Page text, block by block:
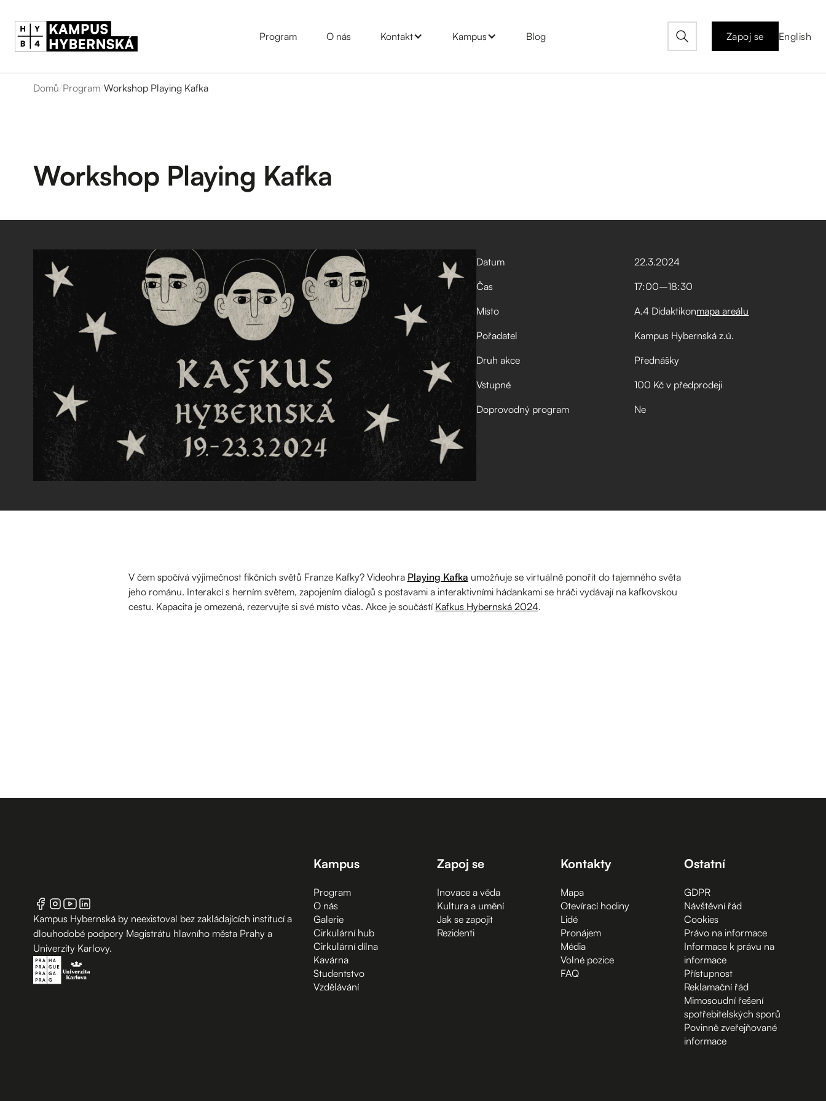
Program O nás Kontakt Kampus Blog Zapoj se English
Domů/Program/Workshop Playing Kafka
Workshop Playing Kafka
Datum 22.3.2024
Čas
17:00–⁠18:30
Místo
A.4 Didaktikonmapa areálu
Pořadatel
Kampus Hybernská z.ú.
Druh akce
Přednášky
Vstupné
100 Kč v předprodeji
Doprovodný program
Ne
V čem spočívá výjimečnost fikčních světů Franze Kafky? Videohra Playing Kafka umožňuje se virtuálně ponořit do tajemného světa
jeho románu. Interakcí s herním světem, zapojením dialogů s postavami a interaktivními hádankami se hráči vydávají na kafkovskou
cestu. Kapacita je omezená, rezervujte si své místo včas. Akce je součástí Kafkus Hybernská 2024.
Kampus Hybernská by neexistoval bez zakládajících institucí a
dlouhodobé podpory Magistrátu hlavního města Prahy a
Univerzity Karlovy.
Kampus
Program
O nás
Galerie
Cirkulární hub
Cirkulární dílna
Kavárna
Studentstvo
Vzdělávání
Zapoj se
Inovace a věda
Kultura a umění
Jak se zapojit
Rezidenti
Kontakty
Mapa
Otevírací hodiny
Lidé
Pronájem
Média
Volné pozice
FAQ
Ostatní
GDPR
Návštěvní řád
Cookies
Právo na informace
Informace k právu na
informace
Přístupnost
Reklamační řád
Mimosoudní řešení
spotřebitelských sporů
Povinně zveřejňované
informace